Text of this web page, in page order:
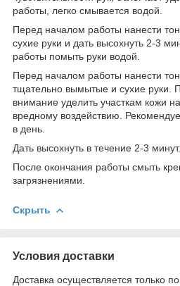
работы, легко смывается водой.
Перед началом работы нанести
сухие руки и дать высохнуть 2-3
работы помыть руки водой.
Перед началом работы нанести
тщательно вымытые и сухие руки.
внимание уделить участкам кожи
вредному воздействию.
в день.
Дать высохнуть в течение 2-3 минут.
После окончания работы смыть
загрязнениями.
Скрыть
Условия доставки
Доставка осуществляется только